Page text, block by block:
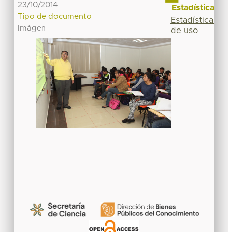
23/10/2014
Tipo de documento
Imágen
Estadísticas
Estadísticas
de uso